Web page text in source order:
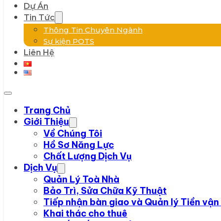
Dự Án
Tin Tức
Thông Tin Chuyên Ngành
Sự kiện POTS
Liên Hệ
Trang Chủ
Giới Thiệu
Về Chúng Tôi
Hồ Sơ Năng Lực
Chất Lượng Dịch Vụ
Dịch Vụ
Quản Lý Toà Nhà
Bảo Trì, Sửa Chữa Kỹ Thuật
Tiếp nhận bàn giao và Quản lý Tiền vận
Khai thác cho thuê